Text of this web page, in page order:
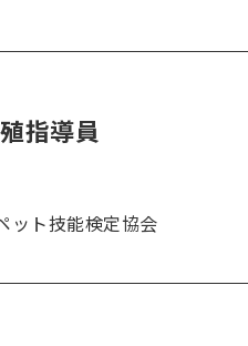
指導員
ット技能検定協会